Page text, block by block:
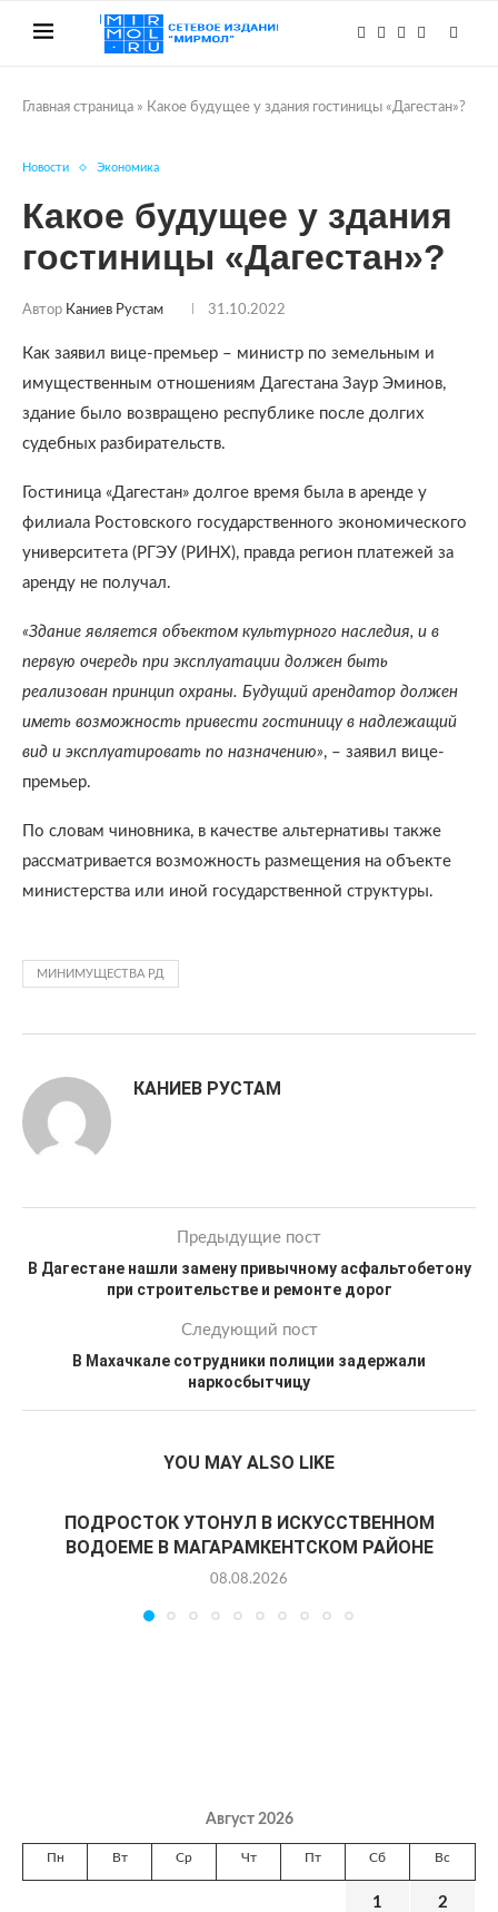
Главная страница » Какое будущее у здания гостиницы «Дагестан»?
Новости Экономика
Какое будущее у здания
гостиницы «Дагестан»?
Автор Каниев Рустам 31.10.2022
Как заявил вице-премьер – министр по земельным и
имущественным отношениям Дагестана Заур Эминов,
здание было возвращено республике после долгих
судебных разбирательств.
Гостиница «Дагестан» долгое время была в аренде у
филиала Ростовского государственного экономического
университета (РГЭУ (РИНХ), правда регион платежей за
аренду не получал.
«Здание является объектом культурного наследия, и в
первую очередь при эксплуатации должен быть
реализован принцип охраны. Будущий арендатор должен
иметь возможность привести гостиницу в надлежащий
вид и эксплуатировать по назначению», – заявил вице-
премьер.
По словам чиновника, в качестве альтернативы также
рассматривается возможность размещения на объекте
министерства или иной государственной структуры.
МИНИМУЩЕСТВА РД
КАНИЕВ РУСТАМ
Предыдущие пост
В Дагестане нашли замену привычному асфальтобетону
при строительстве и ремонте дорог
Следующий пост
В Махачкале сотрудники полиции задержали
наркосбытчицу
YOU MAY ALSO LIKE
ПОДРОСТОК УТОНУЛ В ИСКУССТВЕННОМ
ВОДОЕМЕ В МАГАРАМКЕНТСКОМ РАЙОНЕ
08.08.2026
Август 2026
Пн Вт Ср Чт Пт Сб Вс
1 2